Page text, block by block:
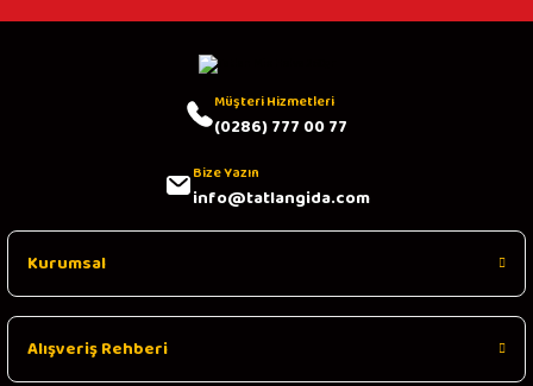
Müşteri Hizmetleri
(0286) 777 00 77
Bize Yazın
info@tatlangida.com
Kurumsal
Alışveriş Rehberi